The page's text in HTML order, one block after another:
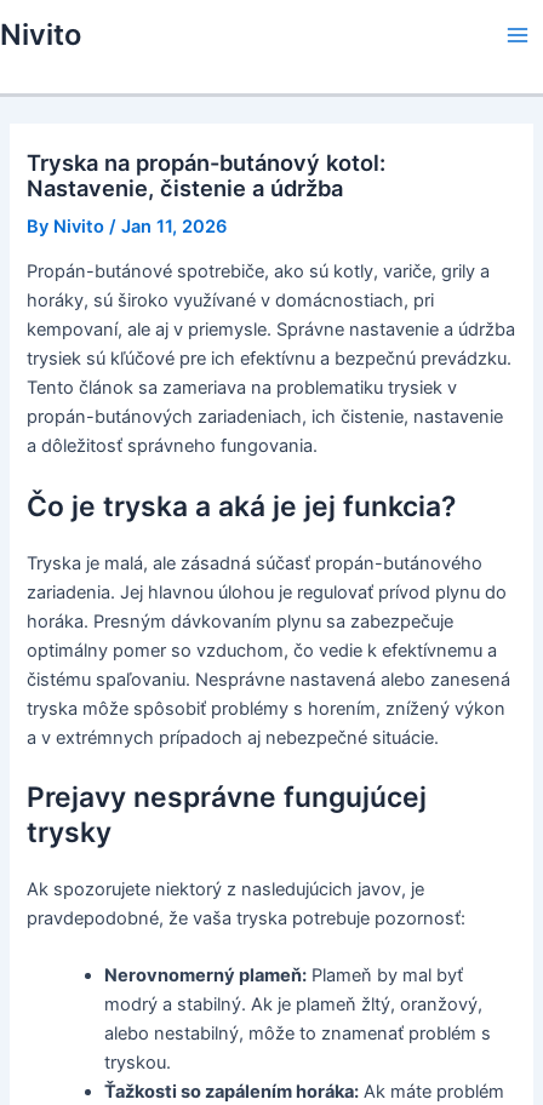
to
Nivito
Tryska na propán-butánový kotol:
Nastavenie, čistenie a údržba
By Nivito /Jan 11, 2026
Propán-butánové spotrebiče, ako sú kotly, variče, grily a
horáky, sú široko využívané v domácnostiach, pri
kempovaní, ale aj v priemysle. Správne nastavenie a údržba
trysiek sú kľúčové pre ich efektívnu a bezpečnú prevádzku.
Tento článok sa zameriava na problematiku trysiek v
propán-butánových zariadeniach, ich čistenie, nastavenie
a dôležitosť správneho fungovania.
Čo je tryska a aká je jej funkcia?
Tryska je malá, ale zásadná súčasť propán-butánového
zariadenia. Jej hlavnou úlohou je regulovať prívod plynu do
horáka. Presným dávkovaním plynu sa zabezpečuje
optimálny pomer so vzduchom, čo vedie k efektívnemu a
čistému spaľovaniu. Nesprávne nastavená alebo zanesená
tryska môže spôsobiť problémy s horením, znížený výkon
a v extrémnych prípadoch aj nebezpečné situácie.
Prejavy nesprávne fungujúcej
trysky
Ak spozorujete niektorý z nasledujúcich javov, je
pravdepodobné, že vaša tryska potrebuje pozornosť:
Nerovnomerný plameň: Plameň by mal byť
modrý a stabilný. Ak je plameň žltý, oranžový,
alebo nestabilný, môže to znamenať problém s
tryskou.
Ťažkosti so zapálením horáka: Ak máte problém